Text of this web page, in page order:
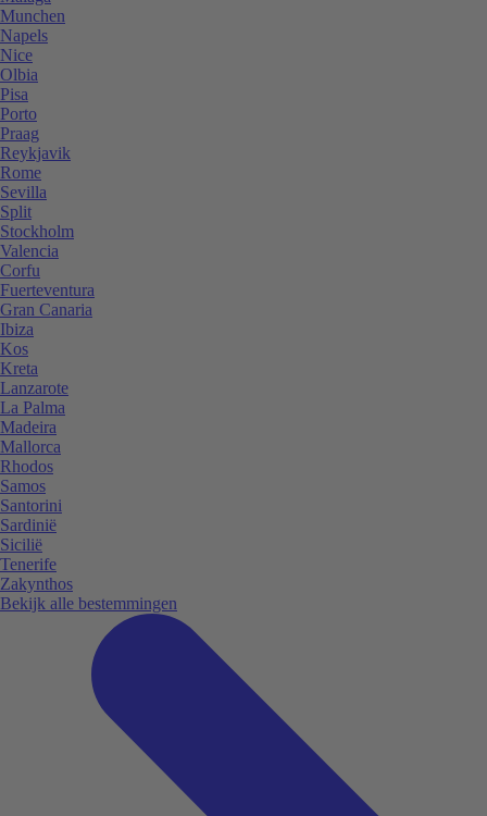
Munchen
Napels
Nice
Olbia
Pisa
Porto
Praag
Reykjavik
Rome
Sevilla
Split
Stockholm
Valencia
Corfu
Fuerteventura
Gran Canaria
Ibiza
Kos
Kreta
Lanzarote
La Palma
Madeira
Mallorca
Rhodos
Samos
Santorini
Sardinië
Sicilië
Tenerife
Zakynthos
Bekijk alle bestemmingen